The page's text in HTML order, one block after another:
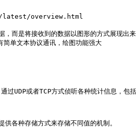
overview.html
而是将接收到的数据以图形的方式展现出来
文本协议通讯，绘图功能强大
UDP或者TCP方式侦听各种统计信息，
各种存储方式来存储不同值的机制。